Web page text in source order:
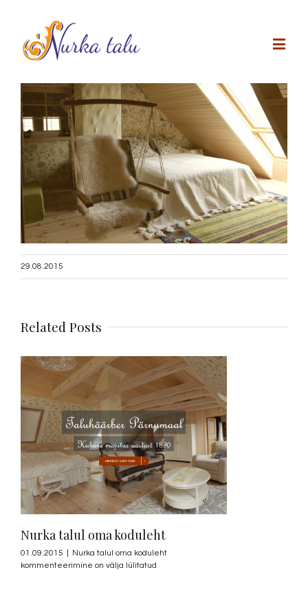
29.08.2015
Related Posts
Nurka talul oma koduleht
01.09.2015
Nurka talul oma koduleht
kommenteerimine on välja lülitatud